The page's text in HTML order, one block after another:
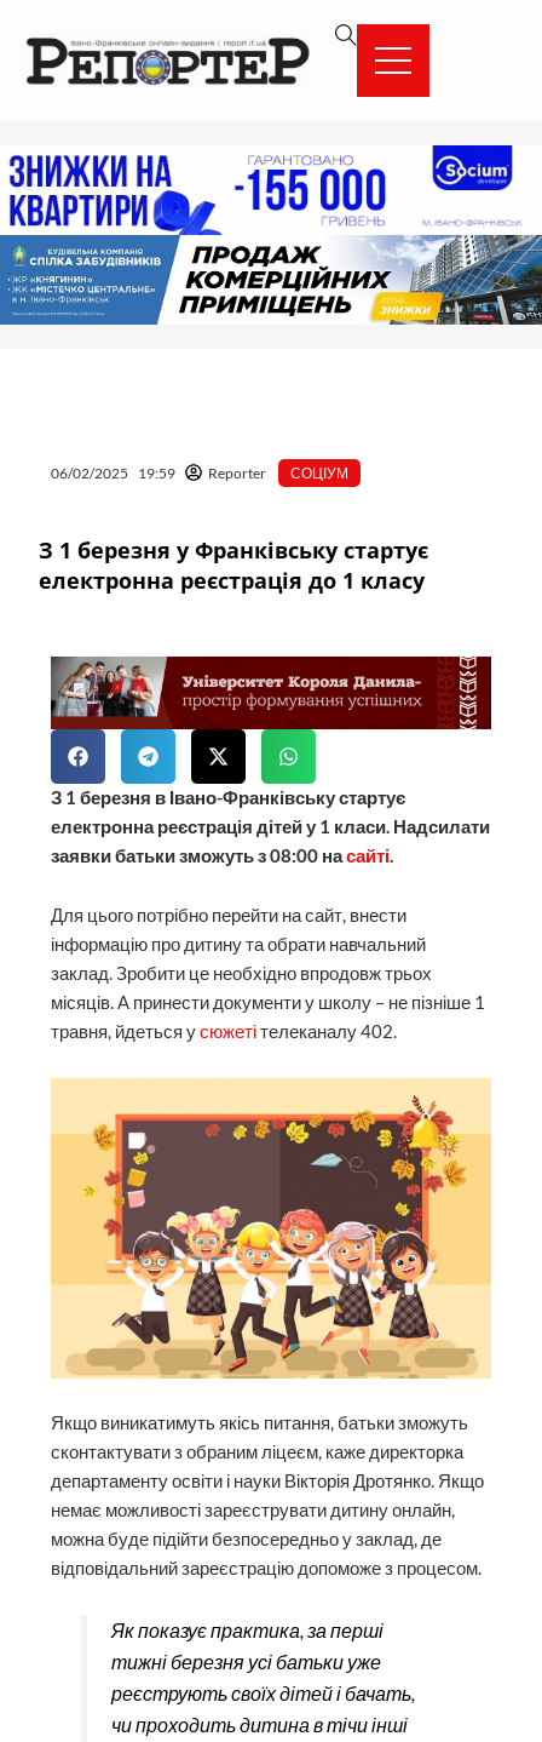
вмісту
06/02/2025 19:59 Reporter СОЦІУМ
З 1 березня у Франківську стартує
електронна реєстрація до 1 класу
З 1 березня в Івано-Франківську стартує
електронна реєстрація дітей у 1 класи. Надсилати
заявки батьки зможуть з 08:00 насайті.
Для цього потрібно перейти на сайт, внести
інформацію про дитину та обрати навчальний
заклад. Зробити це необхідно впродовж трьох
місяців. А принести документи у школу – не пізніше 1
травня, йдеться усюжетітелеканалу 402.
Якщо виникатимуть якісь питання, батьки зможуть
сконтактувати з обраним ліцеєм, каже директорка
департаменту освіти і науки Вікторія Дротянко. Якщо
немає можливості зареєструвати дитину онлайн,
можна буде підійти безпосередньо у заклад, де
відповідальний зареєстрацію допоможе з процесом.
Як показує практика, за перші
тижні березня усі батьки уже
реєструють своїх дітей і бачать,
чи проходить дитина в тічи інші